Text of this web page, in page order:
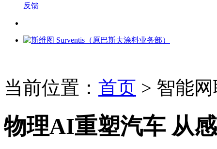
反馈
当前位置： 首页 > 智能
物理AI重塑汽车 从